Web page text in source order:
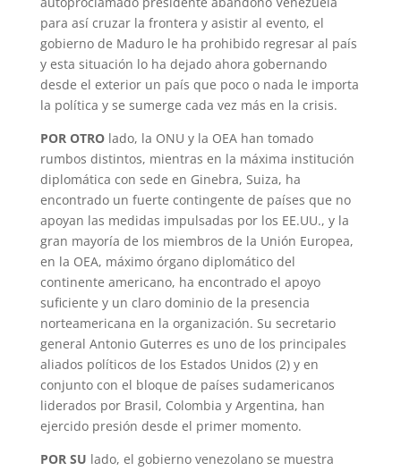
para así cruzar la frontera y asistir al evento, el
gobierno de Maduro le ha prohibido regresar al país
y esta situación lo ha dejado ahora gobernando
desde el exterior un país que poco o nada le importa
la política y se sumerge cada vez más en la crisis.
POR OTROlado, la ONU y la OEA han tomado
rumbos distintos, mientras en la máxima institución
diplomática con sede en Ginebra, Suiza, ha
encontrado un fuerte contingente de países que no
apoyan las medidas impulsadas por los EE.UU., y la
gran mayoría de los miembros de la Unión Europea,
en la OEA, máximo órgano diplomático del
continente americano, ha encontrado el apoyo
suficiente y un claro dominio de la presencia
norteamericana en la organización. Su secretario
general Antonio Guterres es uno de los principales
aliados políticos de los Estados Unidos (2) y en
conjunto con el bloque de países sudamericanos
liderados por Brasil, Colombia y Argentina, han
ejercido presión desde el primer momento.
POR SU lado, el gobierno venezolano se muestra